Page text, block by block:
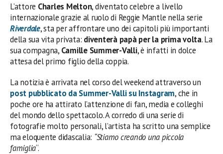
L’attore Charles Melton, diventato celebre a livello
internazionale grazie al ruolo di Reggie Mantle nella serie
Riverdale, sta per affrontare uno dei capitoli più importanti
della sua vita privata: diventerà papà per la prima volta. La
sua compagna, Camille Summer-Valli, è infatti in dolce
attesa del primo figlio della coppia.
La notizia è arrivata nel corso del weekend attraverso un
post pubblicato da Summer-Valli suInstagram, che in
poche ore ha attirato l’attenzione di fan, media e colleghi
del mondo dello spettacolo. A corredo di una serie di
fotografie molto personali, l’artista ha scritto una semplice
ma eloquente didascalia: “Stiamo creando una piccola
famiglia“.